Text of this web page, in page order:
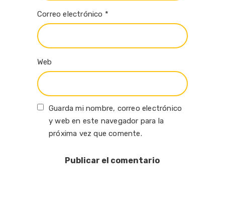
Correo electrónico *
Web
Guarda mi nombre, correo electrónico
y web en este navegador para la
próxima vez que comente.